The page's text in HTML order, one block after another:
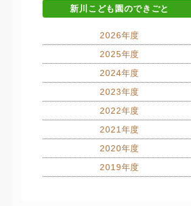
新川こども園のできごと
2026年度
2025年度
2024年度
2023年度
2022年度
2021年度
2020年度
2019年度